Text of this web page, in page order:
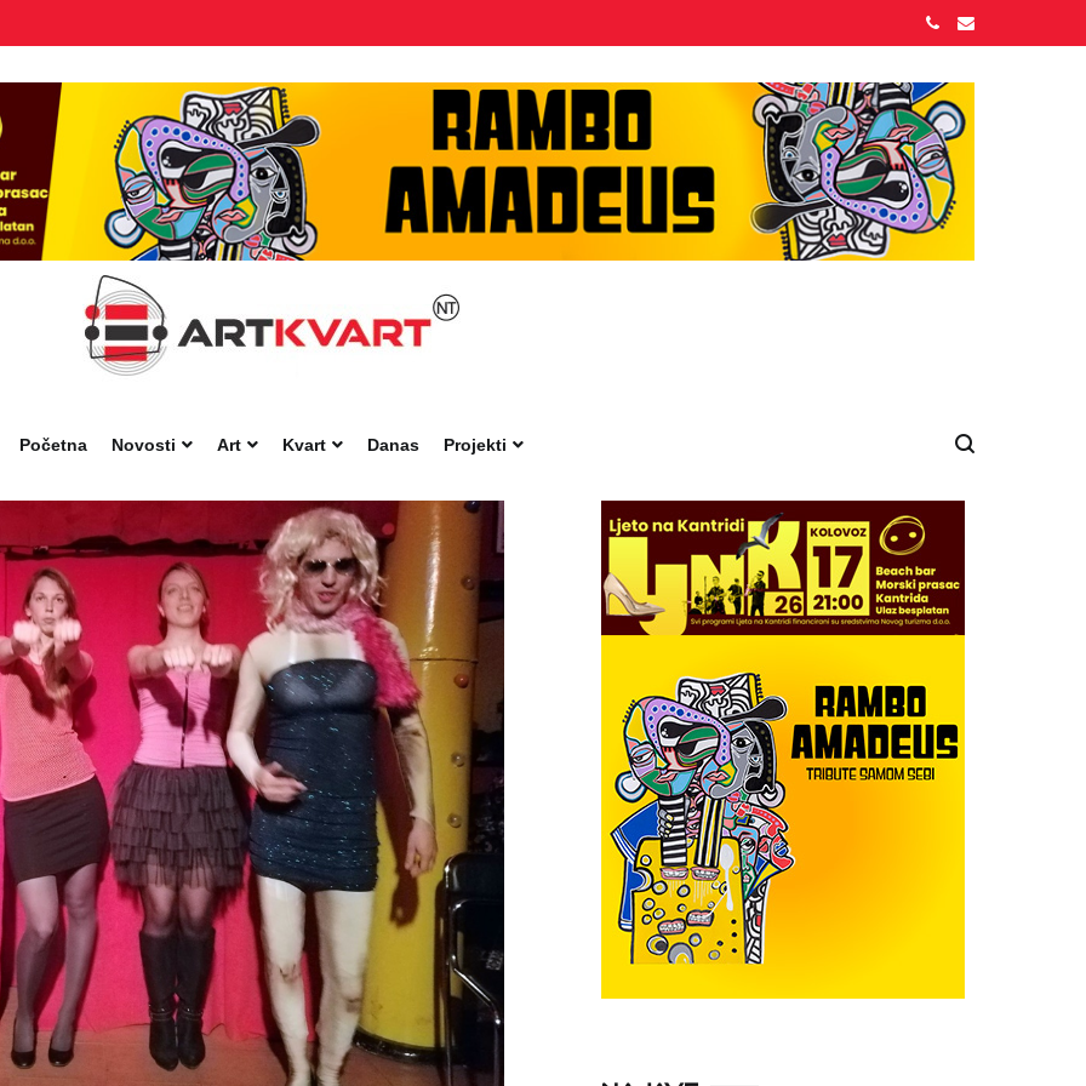
Početna
Novosti Art Kvart Danas Projekti